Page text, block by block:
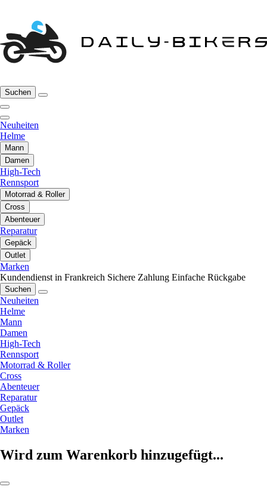
Suchen
Neuheiten
Helme
Mann
Damen
High-Tech
Rennsport
Motorrad & Roller
Cross
Abenteuer
Reparatur
Gepäck
Outlet
Marken
Kundendienst in Frankreich Sichere Zahlung Einfache Rückgabe
Suchen
Neuheiten
Helme
Mann
Damen
High-Tech
Rennsport
Motorrad & Roller
Cross
Abenteuer
Reparatur
Gepäck
Outlet
Marken
Wird zum Warenkorb hinzugefügt...